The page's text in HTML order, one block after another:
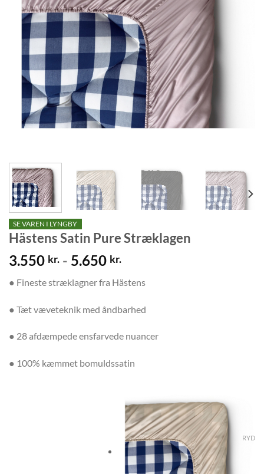
SE VAREN I LYNGBY
Hästens Satin Pure Stræklagen
3.550 kr. - 5.650 kr.
● Fineste stræklagner fra Hästens
● Tæt væveteknik med åndbarhed
● 28 afdæmpede ensfarvede nuancer
● 100% kæmmet bomuldssatin
RYD